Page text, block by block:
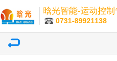
晗光智能-运动控制
0731-89921138